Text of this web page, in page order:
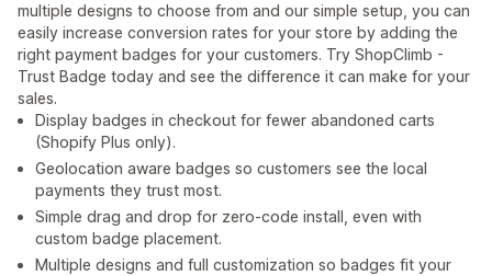
multiple designs to choose from and our simple setup, you can
easily increase conversion rates for your store by adding the
right payment badges for your customers. Try ShopClimb -
Trust Badge today and see the difference it can make for your
sales.
Display badges in checkout for fewer abandoned carts
(Shopify Plus only).
Geolocation aware badges so customers see the local
payments they trust most.
Simple drag and drop for zero-code install, even with
custom badge placement.
Multiple designs and full customization so badges fit your